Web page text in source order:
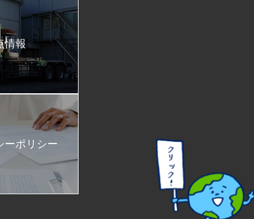
情報
ーポリシー